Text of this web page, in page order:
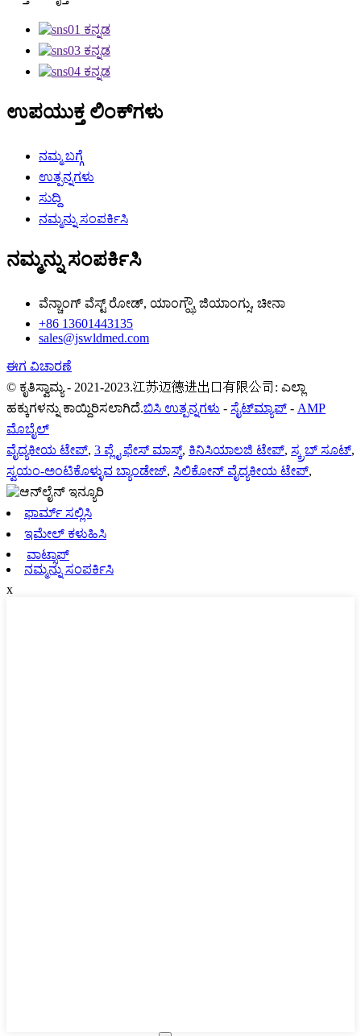
ಉಪಯುಕ್ತ ಲಿಂಕ್‌ಗಳು
ನಮ್ಮ ಬಗ್ಗೆ
ಉತ್ಪನ್ನಗಳು
ಸುದ್ದಿ
ನಮ್ಮನ್ನು ಸಂಪರ್ಕಿಸಿ
ನಮ್ಮನ್ನು ಸಂಪರ್ಕಿಸಿ
ವೆನ್ಚಾಂಗ್ ವೆಸ್ಟ್ ರೋಡ್, ಯಾಂಗ್ಝೌ, ಜಿಯಾಂಗ್ಸು, ಚೀನಾ
+86 13601443135
sales@jswldmed.com
ಈಗ ವಿಚಾರಣೆ
© ಕೃತಿಸ್ವಾಮ್ಯ - 2021-2023.江苏迈德进出口有限公司: ಎಲ್ಲಾ
ಹಕ್ಕುಗಳನ್ನು ಕಾಯ್ದಿರಿಸಲಾಗಿದೆ.ಬಿಸಿ ಉತ್ಪನ್ನಗಳು - ಸೈಟ್‌ಮ್ಯಾಪ್ - AMP
ಮೊಬೈಲ್
ವೈದ್ಯಕೀಯ ಟೇಪ್, 3 ಪ್ಲೈ ಫೇಸ್ ಮಾಸ್ಕ್, ಕಿನಿಸಿಯಾಲಜಿ ಟೇಪ್, ಸ್ಕ್ರಬ್ ಸೂಟ್,
ಸ್ವಯಂ-ಅಂಟಿಕೊಳ್ಳುವ ಬ್ಯಾಂಡೇಜ್, ಸಿಲಿಕೋನ್ ವೈದ್ಯಕೀಯ ಟೇಪ್,
ಫಾರ್ಮ್ ಸಲ್ಲಿಸಿ
ಇಮೇಲ್ ಕಳುಹಿಸಿ
ವಾಟ್ಸಾಪ್
ನಮ್ಮನ್ನು ಸಂಪರ್ಕಿಸಿ
x